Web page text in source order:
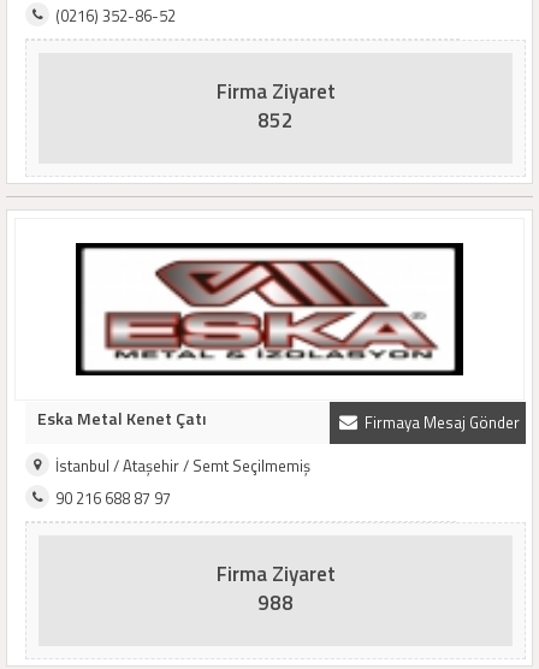
(0216) 352-86-52
Firma Ziyaret
852
Firmaya Mesaj Gönder
Eska Metal Kenet Çatı
İstanbul / Ataşehir / Semt Seçilmemiş
90 216 688 87 97
Firma Ziyaret
988